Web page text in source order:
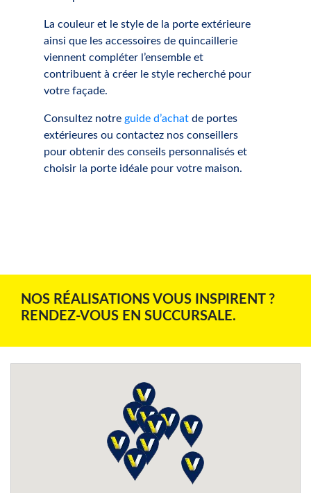
La couleur et le style de la porte extérieure
ainsi que les accessoires de quincaillerie
viennent compléter l’ensemble et
contribuent à créer le style recherché pour
votre façade.
Consultez notreguide d’achat de portes
extérieures ou contactez nos conseillers
pour obtenir des conseils personnalisés et
choisir la porte idéale pour votre maison.
NOS RÉALISATIONS VOUS INSPIRENT ?
RENDEZ-VOUS EN SUCCURSALE.